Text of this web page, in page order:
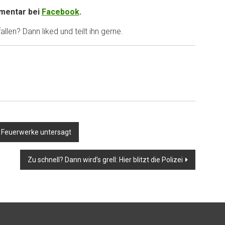
bei Facebook.
Dann liked und teilt ihn gerne.
untersagt
Zu schnell? Dann wird’s grell: Hier blitzt die Polizei